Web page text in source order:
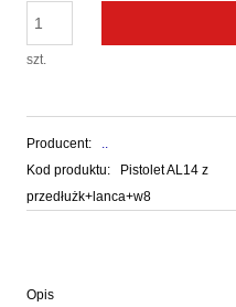
szt.
Producent:
..
Kod produktu:
Pistolet AL14 z
przedłużk+lanca+w8
Opis